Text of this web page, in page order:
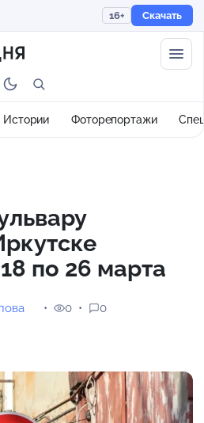
16+ Скачать
Истории Фоторепортажи
по 26 марта
0 0